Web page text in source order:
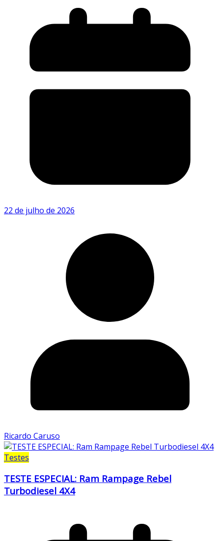
22 de julho de 2026
Ricardo Caruso
Testes
TESTE ESPECIAL: Ram Rampage Rebel
Turbodiesel 4X4